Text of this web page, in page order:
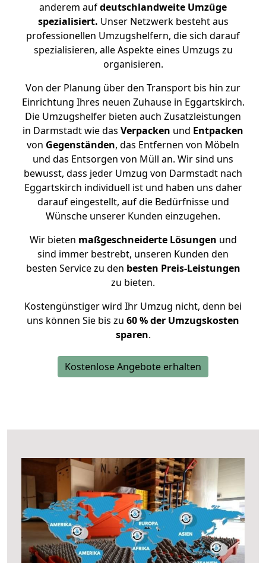
anderem aufdeutschlandweite Umzüge
spezialisiert. Unser Netzwerk besteht aus
professionellen Umzugshelfern, die sich darauf
spezialisieren, alle Aspekte eines Umzugs zu
organisieren.
Von der Planung über den Transport bis hin zur
Einrichtung Ihres neuen Zuhause in Eggartskirch.
Die Umzugshelfer bieten auch Zusatzleistungen
in Darmstadt wie das Verpacken und Entpacken
von Gegenständen, das Entfernen von Möbeln
und das Entsorgen von Müll an. Wir sind uns
bewusst, dass jeder Umzug von Darmstadt nach
Eggartskirch individuell ist und haben uns daher
darauf eingestellt, auf die Bedürfnisse und
Wünsche unserer Kunden einzugehen.
Wir bieten maßgeschneiderte Lösungen und
sind immer bestrebt, unseren Kunden den
besten Service zu den besten Preis-Leistungen
zu bieten.
Kostengünstiger wird Ihr Umzug nicht, denn bei
uns können Sie bis zu 60 % der Umzugskosten
sparen.
Kostenlose Angebote erhalten